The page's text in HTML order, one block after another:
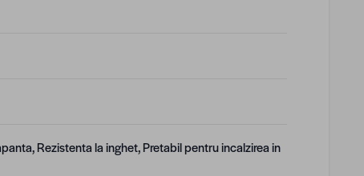
Rezistenta la inghet, Pretabil pentru incalzirea in